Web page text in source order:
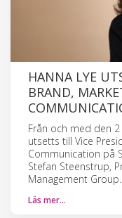
HANNA LYE
BRAND,
Från och med den
utsetts till Vice
Communication på
Stefan Steenstrup,
Management Group.
Läs mer…